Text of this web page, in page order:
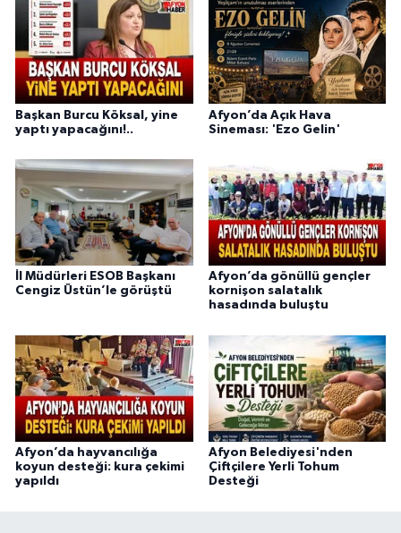
Başkan Burcu Köksal, yine
yaptı yapacağını!..
Afyon’da Açık Hava
Sineması: 'Ezo Gelin'
İl Müdürleri ESOB Başkanı
Cengiz Üstün’le görüştü
Afyon’da gönüllü gençler
kornişon salatalık
hasadında buluştu
Afyon’da hayvancılığa
koyun desteği: kura çekimi
yapıldı
Afyon Belediyesi'nden
Çiftçilere Yerli Tohum
Desteği